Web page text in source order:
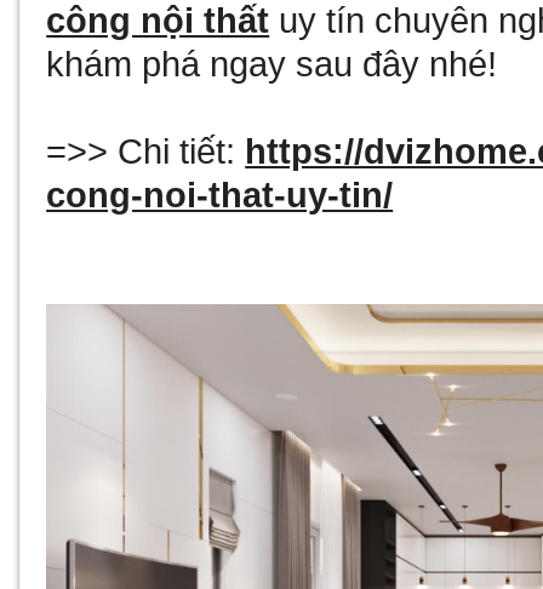
công nội thất uy tín chuyên
khám phá ngay sau đây nhé!
=>> Chi tiết: https://
cong-noi-that-uy-tin/